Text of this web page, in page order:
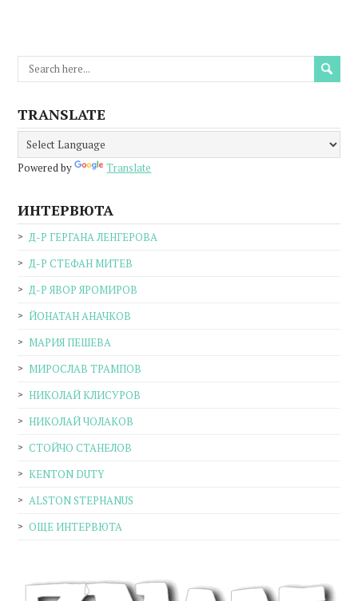
TRANSLATE
Powered by Translate
ИНТЕРВЮТА
Д-Р ГЕРГАНА ЛЕНГЕРОВА
Д-Р СТЕФАН МИТЕВ
Д-Р ЯВОР ЯРОМИРОВ
ЙОНАТАН АНАЧКОВ
МАРИЯ ПЕШЕВА
МИРОСЛАВ ТРАМПОВ
НИКОЛАЙ КЛИСУРОВ
НИКОЛАЙ ЧОЛАКОВ
СТОЙЧО СТАНЕЛОВ
KENTON DUTY
ALSTON STEPHANUS
ОЩЕ ИНТЕРВЮТА